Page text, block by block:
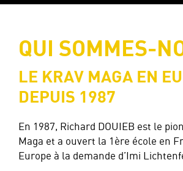
QUI SOMMES-
LE KRAV MAGA EN
DEPUIS 1987
En 1987, Richard DOUIEB est le
Maga et a ouvert la 1ère école en
Europe à la demande d’Imi